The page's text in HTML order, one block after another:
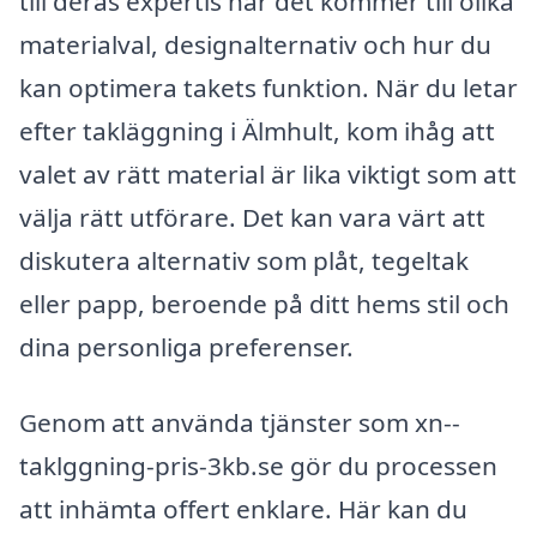
materialval, designalternativ och hur du
kan optimera takets funktion. När du letar
efter takläggning i Älmhult, kom ihåg att
valet av rätt material är lika viktigt som att
välja rätt utförare. Det kan vara värt att
diskutera alternativ som plåt, tegeltak
eller papp, beroende på ditt hems stil och
dina personliga preferenser.
Genom att använda tjänster som xn--
taklggning-pris-3kb.se gör du processen
att inhämta offert enklare. Här kan du